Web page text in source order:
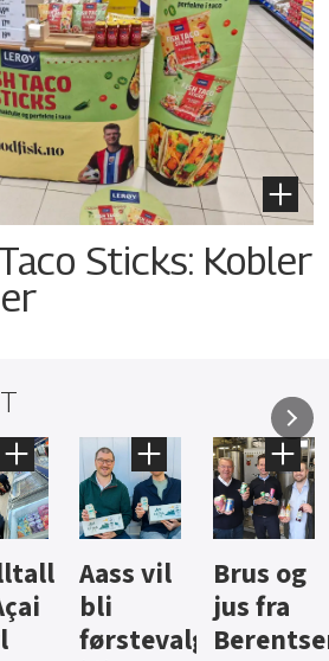
Sticks: Kobler
vil
Brus og
jus fra
Berentsen
Hard
iste fra
Hansa